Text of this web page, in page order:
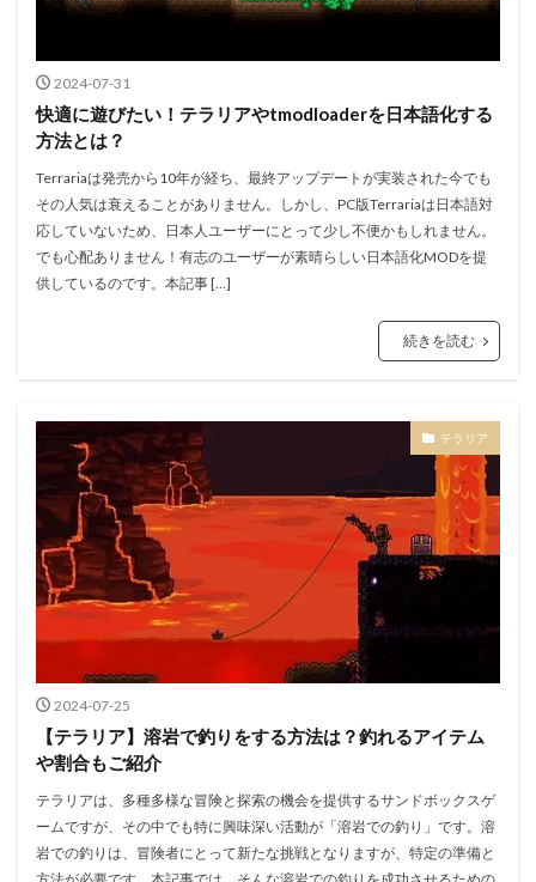
2024-07-31
快適に遊びたい！テラリアやtmodloaderを日本語化する
方法とは？
Terrariaは発売から10年が経ち、最終アップデートが実装された今でも
その人気は衰えることがありません。しかし、PC版Terrariaは日本語対
応していないため、日本人ユーザーにとって少し不便かもしれません。
でも心配ありません！有志のユーザーが素晴らしい日本語化MODを提
供しているのです。本記事 […]
続きを読む
テラリア
2024-07-25
【テラリア】溶岩で釣りをする方法は？釣れるアイテム
や割合もご紹介
テラリアは、多種多様な冒険と探索の機会を提供するサンドボックスゲ
ームですが、その中でも特に興味深い活動が「溶岩での釣り」です。溶
岩での釣りは、冒険者にとって新たな挑戦となりますが、特定の準備と
方法が必要です。本記事では、そんな溶岩での釣りを成功させるための